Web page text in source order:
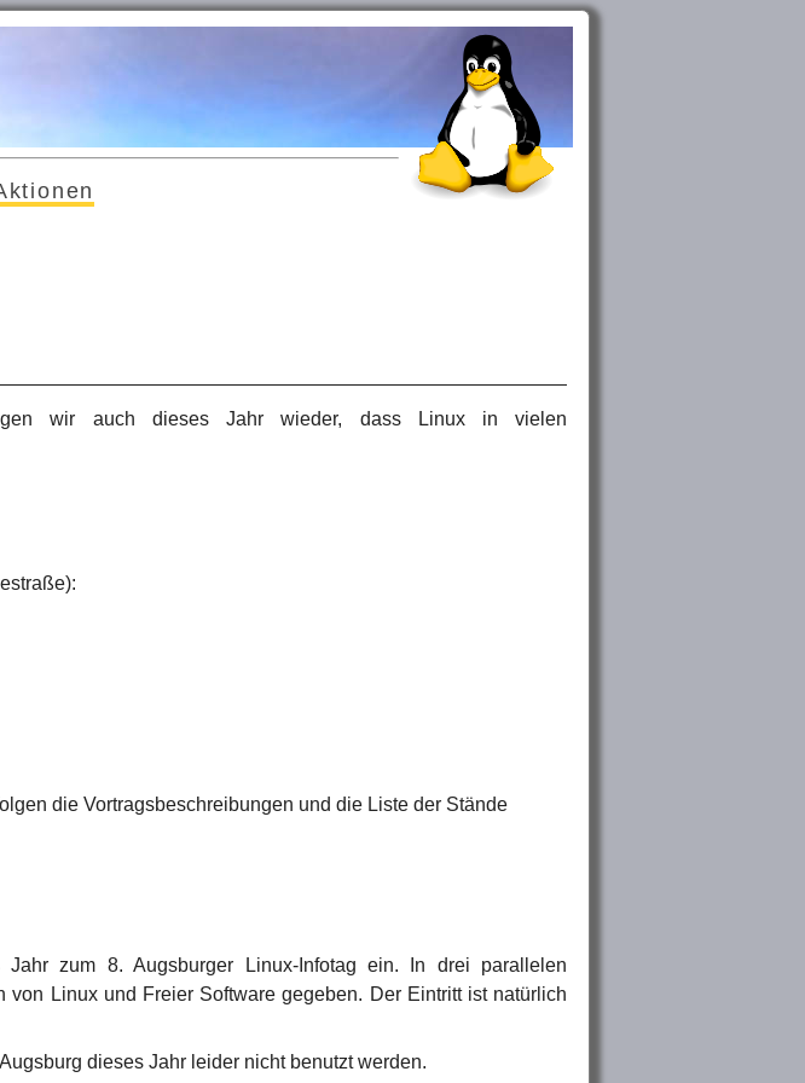
wir auch dieses Jahr wieder, dass Linux in vielen
die Vortragsbeschreibungen und die Liste der Stände
zum 8. Augsburger Linux-Infotag ein. In drei parallelen
Linux und Freier Software gegeben. Der Eintritt ist natürlich
dieses Jahr leider nicht benutzt werden.